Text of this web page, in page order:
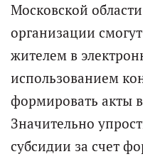
Московской
организации
жителем в
использованием
формировать акты
Значительно
субсидии за счет